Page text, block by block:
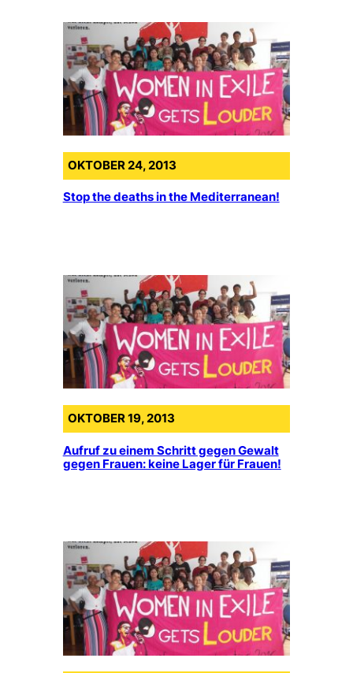
OKTOBER 24, 2013
Stop the deaths in the Mediterranean!
OKTOBER 19, 2013
Aufruf zu einem Schritt gegen Gewalt
gegen Frauen: keine Lager für Frauen!